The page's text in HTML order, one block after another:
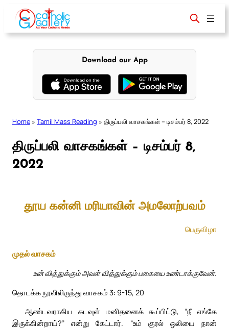
content
Download our App
Home » Tamil Mass Reading » திருப்பலி வாசகங்கள் – டிசம்பர் 8, 2022
திருப்பலி வாசகங்கள் – டிசம்பர் 8,
2022
தூய கன்னி மரியாவின் அமலோற்பவம்
பெருவிழா
முதல் வாசகம்
உன் வித்துக்கும் அவள் வித்துக்கும் பகையை உண்டாக்குவேன்.
தொடக்க நூலிலிருந்து வாசகம் 3: 9-15, 20
ஆண்டவராகிய கடவுள் மனிதனைக் கூப்பிட்டு, “நீ எங்கே
இருக்கின்றாய்?” என்று கேட்டார். “உம் குரல் ஒலியை நான்